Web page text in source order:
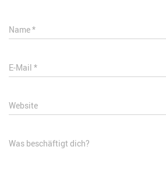
Name*
E-Mail *
Website
Was beschäftigt dich?